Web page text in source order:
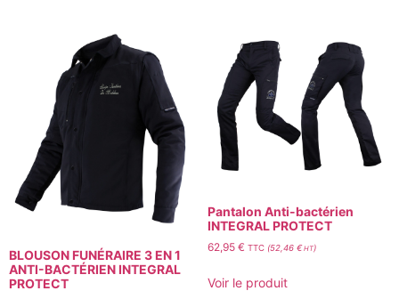
BLOUSON FUNÉRAIRE 3 EN 1
ANTI-BACTÉRIEN INTEGRAL
PROTECT
Pantalon Anti-bactérien
INTEGRAL PROTECT
62,95 € TTC(52,46 €HT)
Voir le produit